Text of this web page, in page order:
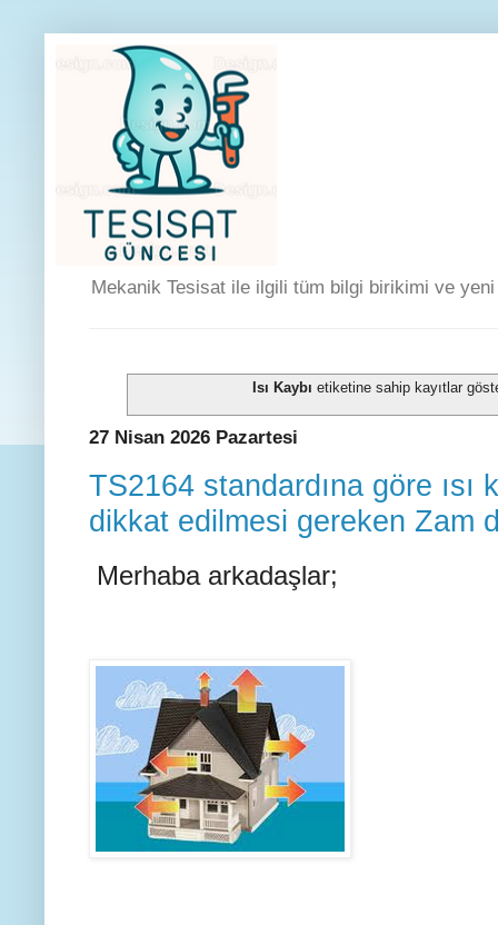
Mekanik Tesisat ile ilgili tüm bilgi birikimi ve
Isı Kaybı etiketine sahip kayıtlar
27 Nisan 2026 Pazartesi
TS2164 standardına göre ısı
dikkat edilmesi gereken Zam
Merhaba arkadaşlar;